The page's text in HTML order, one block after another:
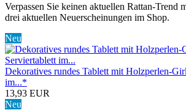
Verpassen Sie keinen aktuellen Rattan-Trend
drei aktuellen Neuerscheinungen im Shop.
Neu
Dekoratives rundes Tablett mit Holzperlen-
im...*
13,93 EUR
Neu